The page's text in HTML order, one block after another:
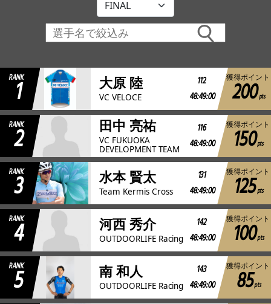
加盟・登録
JBCF ROAD SERIESとは
RANK
1 大原 陸
VC VELOCE
112
48:49:00
獲得ポイント
200 pts
RANK
2 田中 亮祐
VC FUKUOKA
DEVELOPMENT TEAM
116
48:49:00
獲得ポイント
150pts
RANK
3 水本 賢太
Team Kermis Cross
131
48:49:00
獲得ポイント
125 pts
RANK
4 河西 秀介
OUTDOORLIFE Racing
142
48:49:00
獲得ポイント
100pts
RANK
5 南 和人
OUTDOORLIFE Racing
143
48:49:00
獲得ポイント
85pts